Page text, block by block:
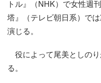
トル』（NHK）で女性週
塔』（テレビ朝日系）で
演じる。
役によって尾美としの
る。